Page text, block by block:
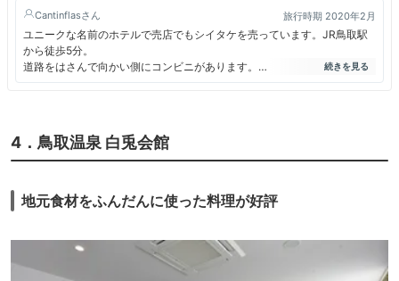
Cantinflas 旅行時期 2020年2月
ユニークな名前のホテルで売店でもシイタケを売っています。JR鳥取駅
から徒歩5分。
道路をはさんで向かい側にコンビニがあります。
繁華街とは反対側にありしずか。天然温泉がついていて大浴場は気持ちの
4．鳥取温泉 白兎会館
地元食材をふんだんに使った料理が好評